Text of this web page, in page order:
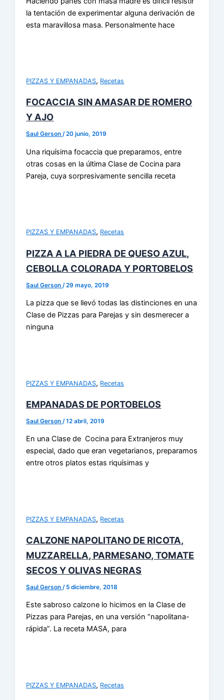
la tentación de experimentar alguna derivación de
esta maravillosa masa. Personalmente hace
PIZZAS Y EMPANADAS, Recetas
FOCACCIA SIN AMASAR DE ROMERO
Y AJO
Saul Gerson/20 junio, 2019
Una riquísima focaccia que preparamos, entre
otras cosas en la última Clase de Cocina para
Pareja, cuya sorpresivamente sencilla receta
PIZZAS Y EMPANADAS, Recetas
PIZZA A LA PIEDRA DE QUESO AZUL,
CEBOLLA COLORADA Y PORTOBELOS
Saul Gerson /29 mayo, 2019
La pizza que se llevó todas las distinciones en una
Clase de Pizzas para Parejas y sin desmerecer a
ninguna
PIZZAS Y EMPANADAS, Recetas
EMPANADAS DE PORTOBELOS
Saul Gerson /12 abril, 2019
En una Clase de Cocina para Extranjeros muy
especial, dado que eran vegetarianos, preparamos
entre otros platos estas riquísimas y
PIZZAS Y EMPANADAS, Recetas
CALZONE NAPOLITANO DE RICOTA,
MUZZARELLA, PARMESANO, TOMATE
SECOS Y OLIVAS NEGRAS
Saul Gerson/ 5 diciembre, 2018
Este sabroso calzone lo hicimos en la Clase de
Pizzas para Parejas, en una versión “napolitana-
rápida”. La receta MASA, para
PIZZAS Y EMPANADAS, Recetas